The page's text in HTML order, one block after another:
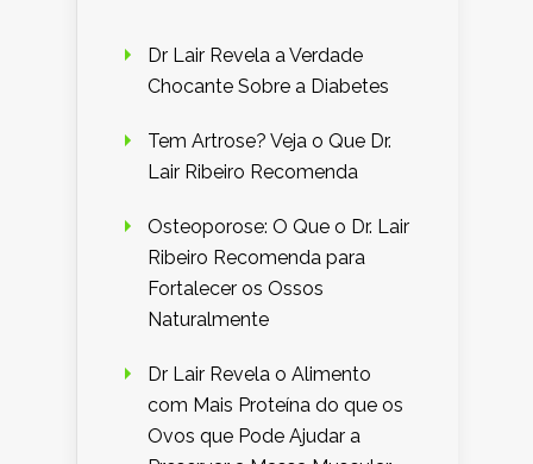
Dr Lair Revela a Verdade
Chocante Sobre a Diabetes
Tem Artrose? Veja o Que Dr.
Lair Ribeiro Recomenda
Osteoporose: O Que o Dr. Lair
Ribeiro Recomenda para
Fortalecer os Ossos
Naturalmente
Dr Lair Revela o Alimento
com Mais Proteína do que os
Ovos que Pode Ajudar a